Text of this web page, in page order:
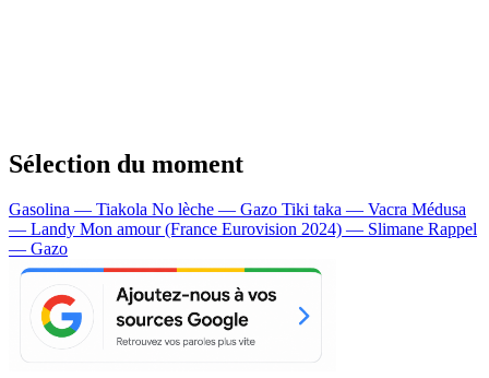
Sélection du moment
Gasolina — Tiakola No lèche — Gazo Tiki taka — Vacra Médusa
— Landy Mon amour (France Eurovision 2024) — Slimane Rappel
— Gazo